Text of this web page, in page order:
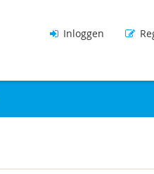
Inloggen